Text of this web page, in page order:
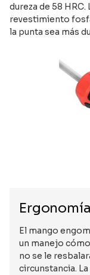
dureza de 58
revestimiento
la punta sea más
El mango
un manejo
no se le
circunstancia.